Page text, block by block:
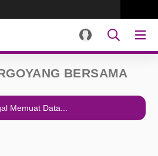
BERSAMA
Memuat Data...